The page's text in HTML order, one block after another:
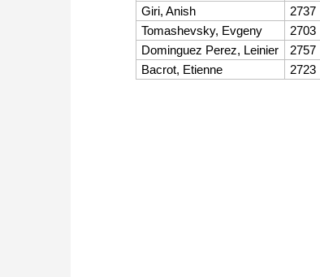
Giri, Anish
2737
Tomashevsky, Evgeny
2703
Dominguez Perez, Leinier
2757
Bacrot, Etienne
2723